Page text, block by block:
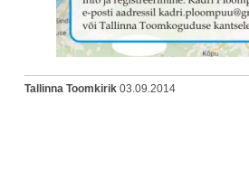
Tallinna Toomkirik 03.09.2014